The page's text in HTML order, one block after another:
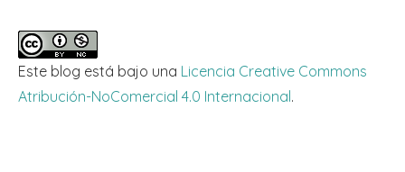
Este blog está bajo una Licencia Creative Commons
Atribución-NoComercial 4.0 Internacional.